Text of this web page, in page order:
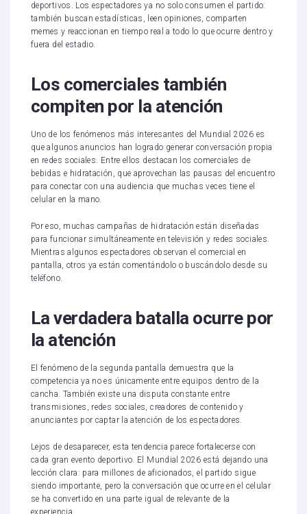
deportivos. Los espectadores ya no solo consumen el partido:
también buscan estadísticas, leen opiniones, comparten
memes y reaccionan en tiempo real a todo lo que ocurre dentro y
fuera del estadio.
Los comerciales también
compiten por la atención
Uno de los fenómenos más interesantes del Mundial 2026 es
que algunos anuncios han logrado generar conversación propia
en redes sociales. Entre ellos destacan los comerciales de
bebidas e hidratación, que aprovechan las pausas del encuentro
para conectar con una audiencia que muchas veces tiene el
celular en la mano.
Por eso, muchas campañas de hidratación están diseñadas
para funcionar simultáneamente en televisión y redes sociales.
Mientras algunos espectadores observan el comercial en
pantalla, otros ya están comentándolo o buscándolo desde su
teléfono.
La verdadera batalla ocurre por
la atención
El fenómeno de la segunda pantalla demuestra que la
competencia ya no es únicamente entre equipos dentro de la
cancha. También existe una disputa constante entre
transmisiones, redes sociales, creadores de contenido y
anunciantes por captar la atención de los espectadores.
Lejos de desaparecer, esta tendencia parece fortalecerse con
cada gran evento deportivo. El Mundial 2026 está dejando una
lección clara: para millones de aficionados, el partido sigue
siendo importante, pero la conversación que ocurre en el celular
se ha convertido en una parte igual de relevante de la
experiencia.